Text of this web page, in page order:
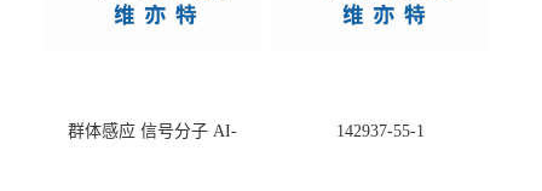
群体感应 信号分子 AI-
142937-55-1